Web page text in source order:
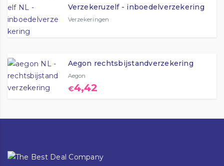
Verzekeruzelf - inboedelverzekering
Verzekeringen
Aegon rechtsbijstandverzekering
Aegon
€4,42